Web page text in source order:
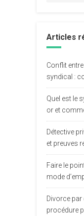
Articles
Conflit
syndical :
Quel est le
or et
Détective
et preuves
Faire le
mode
Divorce
procédure